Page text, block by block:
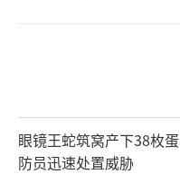
眼镜王蛇筑窝产下38枚
防员迅速处置威胁